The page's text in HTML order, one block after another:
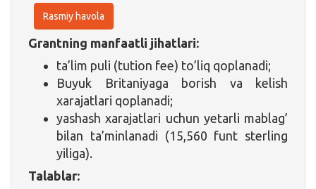
Rasmiy havola
Grantning manfaatli jihatlari:
ta’lim puli (tution fee) to’liq qoplanadi;
Buyuk Britaniyaga borish va kelish
xarajatlari qoplanadi;
yashash xarajatlari uchun yetarli mablag’
bilan ta’minlanadi (15,560 funt sterling
yiliga).
Talablar: